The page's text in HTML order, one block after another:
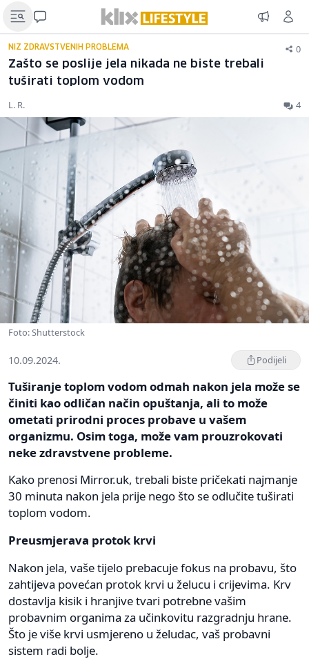
NIZ ZDRAVSTVENIH PROBLEMA 0
Zašto se poslije jela nikada ne biste trebali
tuširati toplom vodom
L. R. 4
Foto: Shutterstock
10.09.2024. Podijeli
Tuširanje toplom vodom odmah nakon jela može se
činiti kao odličan način opuštanja, ali to može
ometati prirodni proces probave u vašem
organizmu. Osim toga, može vam prouzrokovati
neke zdravstvene probleme.
Kako prenosi Mirror.uk, trebali biste pričekati najmanje
30 minuta nakon jela prije nego što se odlučite tuširati
toplom vodom.
Preusmjerava protok krvi
Nakon jela, vaše tijelo prebacuje fokus na probavu, što
zahtijeva povećan protok krvi u želucu i crijevima. Krv
dostavlja kisik i hranjive tvari potrebne vašim
probavnim organima za učinkovitu razgradnju hrane.
Što je više krvi usmjereno u želudac, vaš probavni
sistem radi bolje.